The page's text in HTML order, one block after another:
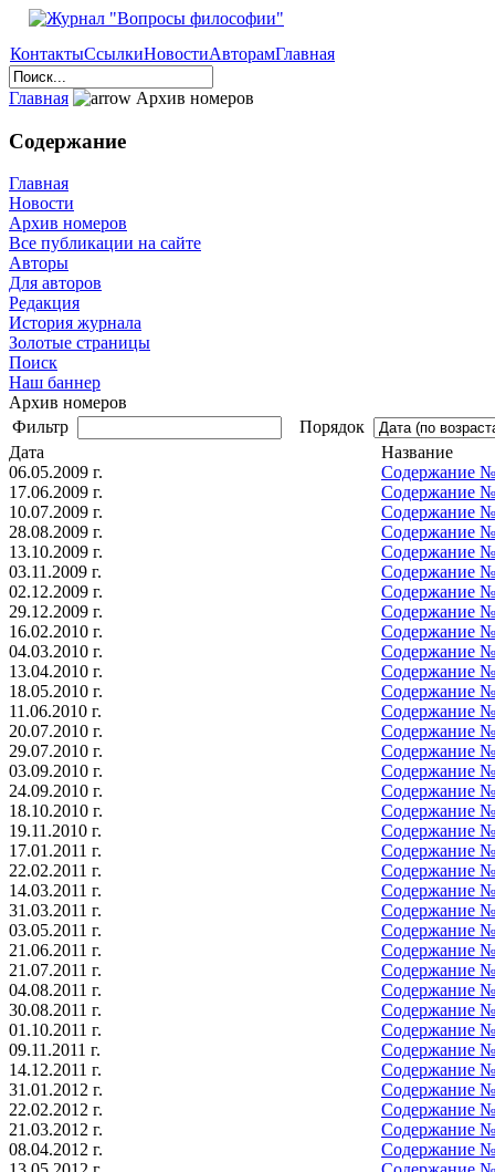
КонтактыСсылкиНовостиАвторамГлавная
Главная Архив номеров
Содержание
Главная
Новости
Архив номеров
Все публикации на сайте
Авторы
Для авторов
Редакция
История журнала
Золотые страницы
Поиск
Наш баннер
Архив номеров
Фильтр
Порядок
Дата
Название
06.05.2009 г.
Содержание №
17.06.2009 г.
Содержание №
10.07.2009 г.
Содержание №
28.08.2009 г.
Cодержание №
13.10.2009 г.
Содержание №
03.11.2009 г.
Содержание №
02.12.2009 г.
Содержание №
29.12.2009 г.
Содержание №
16.02.2010 г.
Содержание №
04.03.2010 г.
Содержание №
13.04.2010 г.
Содержание №
18.05.2010 г.
Содержание №
11.06.2010 г.
Содержание №
20.07.2010 г.
Содержание №
29.07.2010 г.
Содержание №
03.09.2010 г.
Содержание №
24.09.2010 г.
Содержание №
18.10.2010 г.
Содержание №
19.11.2010 г.
Содержание №
17.01.2011 г.
Содержание №
22.02.2011 г.
Содержание №
14.03.2011 г.
Содержание №
31.03.2011 г.
Содержание №
03.05.2011 г.
Содержание №
21.06.2011 г.
Содержание №
21.07.2011 г.
Содержание №
04.08.2011 г.
Содержание №
30.08.2011 г.
Содержание №
01.10.2011 г.
Содержание №
09.11.2011 г.
Содержание №
14.12.2011 г.
Содержание №
31.01.2012 г.
Содержание №
22.02.2012 г.
Содержание №
21.03.2012 г.
Содержание №
08.04.2012 г.
Содержание №